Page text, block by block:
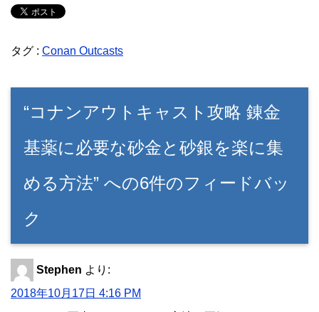
タグ : Conan Outcasts
“コナンアウトキャスト攻略 錬金
基薬に必要な砂金と砂銀を楽に集
める方法” への6件のフィードバッ
ク
Stephen より:
2018年10月17日 4:16 PM